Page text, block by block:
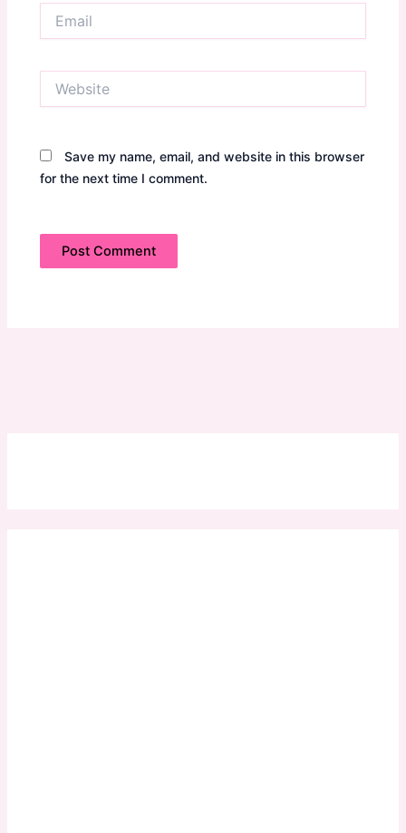
Save my name, email, and website in this browser
for the next time I comment.